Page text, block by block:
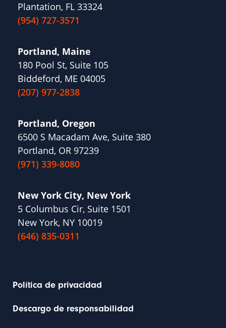
Plantation, FL 33324
(954) 727-3571
Portland, Maine
180 Pool St, Suite 105
Biddeford, ME 04005
(207) 977-2838
Portland, Oregon
6500 S Macadam Ave, Suite 380
Portland, OR 97239
(971) 339-8080
New York City, New York
5 Columbus Cir, Suite 1501
New York, NY 10019
(646) 835-0311
Política de privacidad
Descargo de responsabilidad